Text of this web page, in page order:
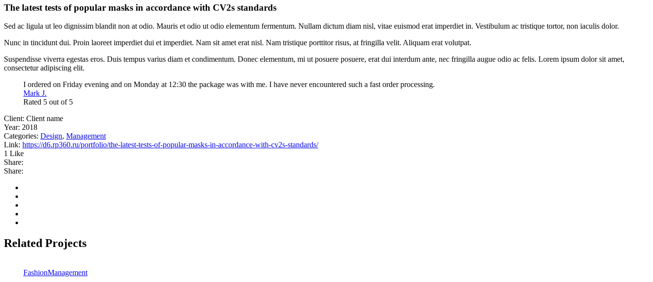
The latest tests of popular masks in accordance with CV2s standards
Sed ac ligula ut leo dignissim blandit non at odio. Mauris et odio ut odio elementum fermentum. Nullam dictum diam nisl, vitae euismod erat imperdiet in. Vestibulum ac tristique tortor, non iaculis dolor.
Nunc in tincidunt dui. Proin laoreet imperdiet dui et imperdiet. Nam sit amet erat nisl. Nam tristique porttitor risus, at fringilla velit. Aliquam erat volutpat.
Suspendisse viverra egestas eros. Duis tempus varius diam et condimentum. Donec elementum, mi ut posuere posuere, erat dui interdum ante, nec fringilla augue odio ac felis. Lorem ipsum dolor sit amet,
consectetur adipiscing elit.
I ordered on Friday evening and on Monday at 12:30 the package was with me. I have never encountered such a fast order processing.
Mark J.
Rated 5 out of 5
Client: Client name
Year: 2018
Categories: Design, Management
Link: https://d6.rp360.ru/portfolio/the-latest-tests-of-popular-masks-in-accordance-with-cv2s-standards/
1 Like
Share:
Share:
Related Projects
FashionManagement